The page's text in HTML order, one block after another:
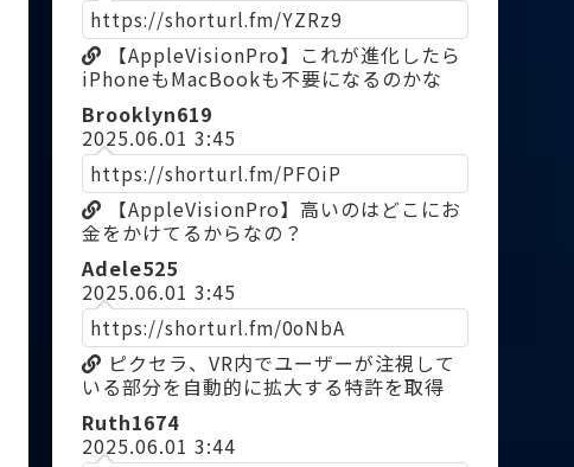
https://shorturl.fm/YZRz9
【AppleVisionPro】これが進化したら
iPhoneもMacBookも不要になるのかな
Brooklyn619
2025.06.01 3:45
https://shorturl.fm/PFOiP
【AppleVisionPro】高いのはどこにお
金をかけてるからなの？
Adele525
2025.06.01 3:45
https://shorturl.fm/0oNbA
ピクセラ、VR内でユーザーが注視して
いる部分を自動的に拡大する特許を取得
Ruth1674
2025.06.01 3:44